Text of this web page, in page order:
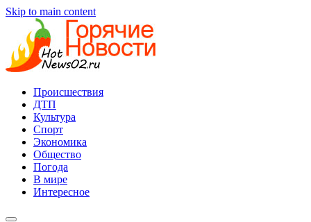
Skip to main content
Происшествия
ДТП
Культура
Спорт
Экономика
Общество
Погода
В мире
Интересное